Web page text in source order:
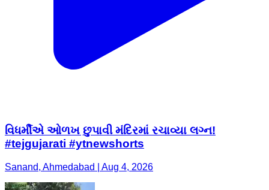
વિધર્મીએ ઓળખ છુપાવી મંદિરમાં રચાવ્યા લગ્ન!
#tejgujarati #ytnewshorts
Sanand, Ahmedabad | Aug 4, 2026